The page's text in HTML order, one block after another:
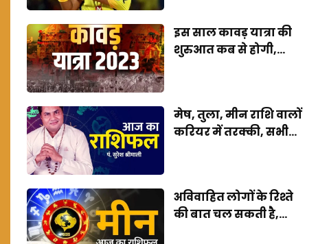
इस साल कावड़ यात्रा की
शुरुआत कब से होगी,...
मेष, तुला, मीन राशि वालों
करियर में तरक्की, सभी...
अविवाहित लोगों के रिश्ते
की बात चल सकती है,...